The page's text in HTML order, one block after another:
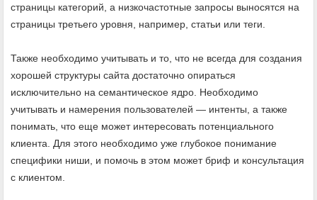
страницы категорий, а низкочастотные запросы выносятся на
страницы третьего уровня, например, статьи или теги.
Также необходимо учитывать и то, что не всегда для создания
хорошей структуры сайта достаточно опираться
исключительно на семантическое ядро. Необходимо
учитывать и намерения пользователей — интенты, а также
понимать, что еще может интересовать потенциального
клиента. Для этого необходимо уже глубокое понимание
специфики ниши, и помочь в этом может бриф и консультация
с клиентом.